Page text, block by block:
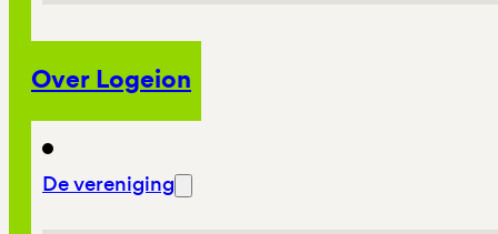
Over Logeion
De vereniging